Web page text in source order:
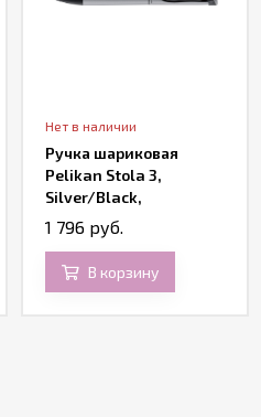
Нет в наличии
Ручка шариковая
Pelikan Stola 3,
Silver/Black,
подарочная коробка
1 796 руб.
В корзину